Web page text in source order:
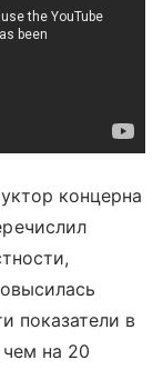
концерна
показатели в
на 20